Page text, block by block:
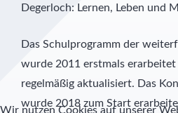
Degerloch: Lernen, Leben und
Das Schulprogramm der
wurde 2011 erstmals
regelmäßig aktualisiert. Das
wurde 2018 zum Start
Wir nutzen Cookies auf unserer